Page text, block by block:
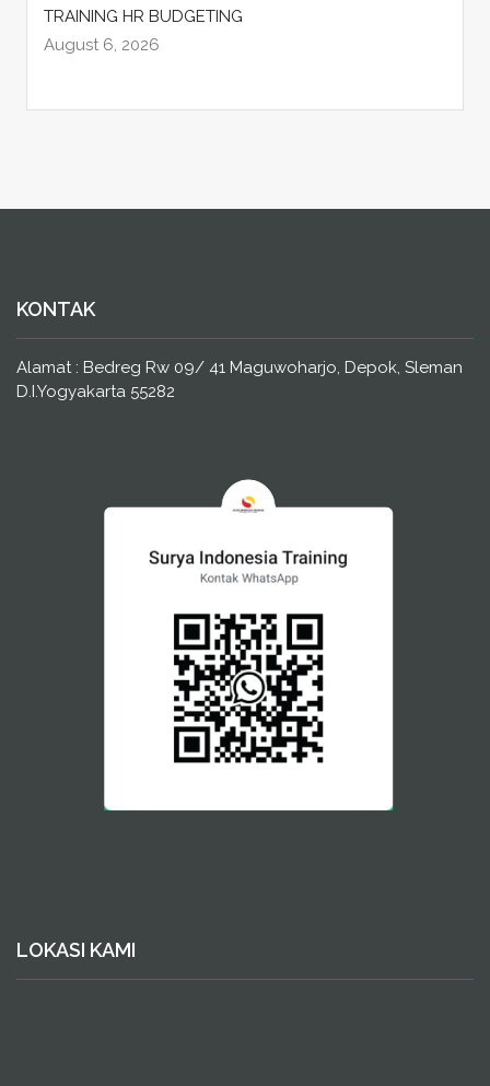
TRAINING HR BUDGETING
August 6, 2026
KONTAK
Alamat : Bedreg Rw 09/ 41 Maguwoharjo, Depok, Sleman
D.I.Yogyakarta 55282
LOKASI KAMI